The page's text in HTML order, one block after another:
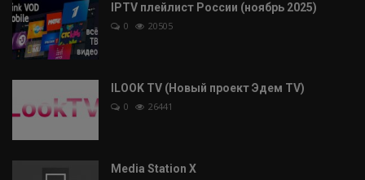
IPTV плейлист России (ноябрь 2025)
0 20505
ILOOK TV (Новый проект Эдем TV)
0 26441
Media Station X